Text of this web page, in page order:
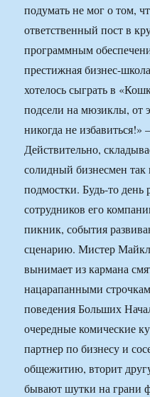
подумать не мог о том,
ответственный пост в
программным
престижная бизнес-
хотелось сыграть в
подсели на мюзиклы, от
никогда не
Действительно,
солидный бизнесмен
подмостки. Будь-то день
сотрудников его
пикник, события
сценарию. Мистер
вынимает из кармана
нацарапанными
поведения Больших
очередные комические
партнер по бизнесу и
общежитию, вторит
бывают шутки на грани